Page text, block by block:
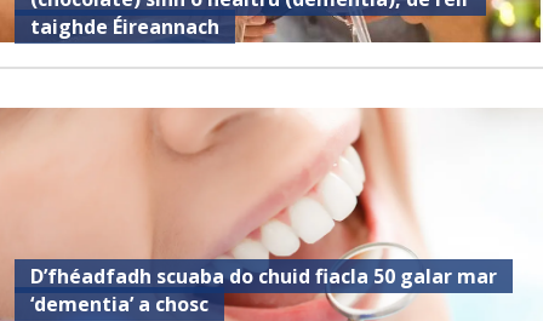
taighde Éireannach
D’fhéadfadh scuaba do chuid fiacla 50 galar mar
‘dementia’ a chosc